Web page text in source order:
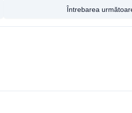
Întrebarea